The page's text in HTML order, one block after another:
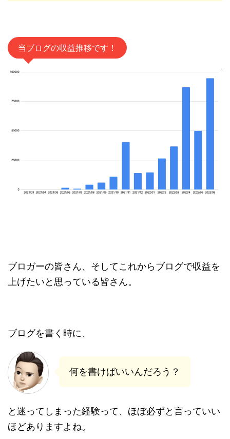
当ブログの収益推移です！
ブロガーの皆さん、そしてこれからブログで収益を
上げたいと思っている皆さん。
ブログを書く時に、
何を書けばいいんだろう？
と迷ってしまった経験って、ほぼ必ずと言っていい
ほどありますよね。